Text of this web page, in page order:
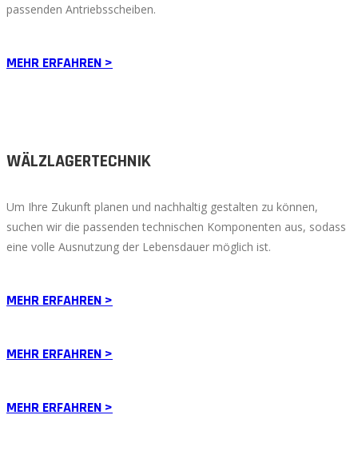
passenden Antriebsscheiben.
MEHR ERFAHREN >
WÄLZLAGERTECHNIK
Um Ihre Zukunft planen und nachhaltig gestalten zu können,
suchen wir die passenden technischen Komponenten aus, sodass
eine volle Ausnutzung der Lebensdauer möglich ist.
MEHR ERFAHREN >
MEHR ERFAHREN >
MEHR ERFAHREN >